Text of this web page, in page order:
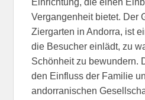
Einrichtung, die einen
Vergangenheit bietet. Der
Ziergarten in Andorra, ist
die Besucher einlädt, zu
Schönheit zu bewundern.
den Einfluss der Familie
andorranischen